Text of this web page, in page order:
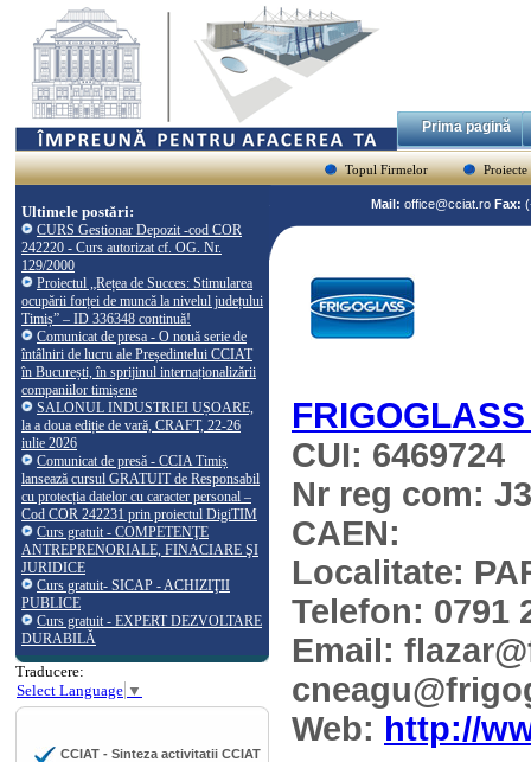
Prima pagină
Topul Firmelor Proiecte
Ultimele postări:
CURS Gestionar Depozit -cod COR
242220 - Curs autorizat cf. OG. Nr.
129/2000
Proiectul „Rețea de Succes: Stimularea
ocupării forței de muncă la nivelul județului
Timiș” – ID 336348 continuă!
Comunicat de presa - O nouă serie de
întâlniri de lucru ale Președintelui CCIAT
în București, în sprijinul internaționalizării
companiilor timișene
SALONUL INDUSTRIEI UȘOARE,
la a doua ediție de vară, CRAFT, 22-26
iulie 2026
Comunicat de presă - CCIA Timiș
lansează cursul GRATUIT de Responsabil
cu protecția datelor cu caracter personal –
Cod COR 242231 prin proiectul DigiTIM
Curs gratuit - COMPETENŢE
ANTREPRENORIALE, FINACIARE ŞI
JURIDICE
Curs gratuit- SICAP - ACHIZIŢII
PUBLICE
Curs gratuit - EXPERT DEZVOLTARE
DURABILĂ
Traducere:
Select Language ▼
CCIAT - Sinteza activitatii CCIAT
Mail: office@cciat.ro Fax:
CUI: 6469724
Nr reg com:
CAEN:
Localitate:
Telefon: 0791
Email:
Web: http://